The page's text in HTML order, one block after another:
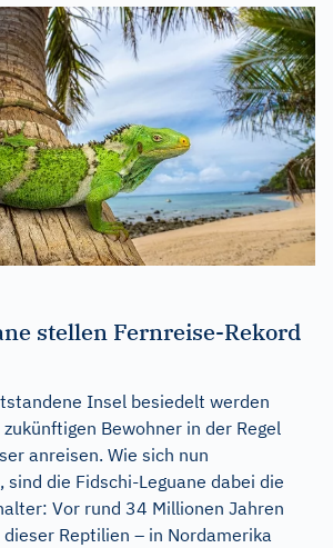
stellen Fernreise-Rekord
Insel besiedelt werden
Bewohner in der Regel
anreisen. Wie sich nun
die Fidschi-Leguane dabei die
Vor rund 34 Millionen Jahren
Reptilien – in Nordamerika